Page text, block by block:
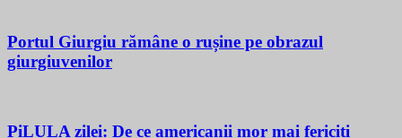
Portul Giurgiu rămâne o rușine pe obrazul
giurgiuvenilor
PiLULA zilei: De ce americanii mor mai fericiți